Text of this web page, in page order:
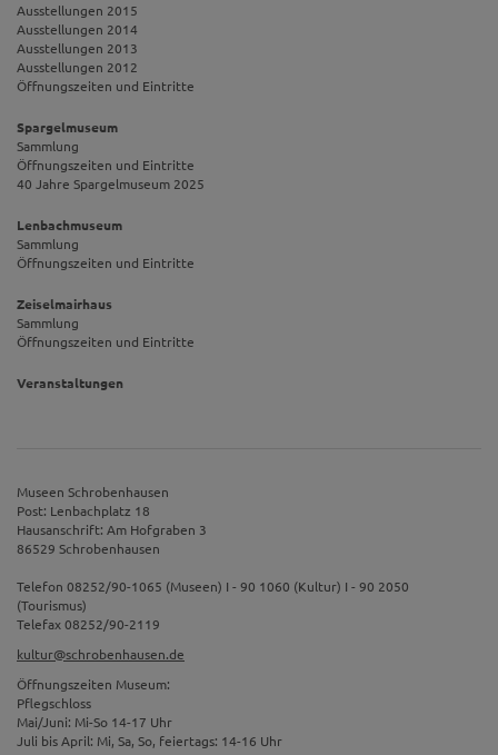
Ausstellungen 2015
Ausstellungen 2014
Ausstellungen 2013
Ausstellungen 2012
Öffnungszeiten und Eintritte
Spargelmuseum
Sammlung
Öffnungszeiten und Eintritte
40 Jahre Spargelmuseum 2025
Lenbachmuseum
Sammlung
Öffnungszeiten und Eintritte
Zeiselmairhaus
Sammlung
Öffnungszeiten und Eintritte
Veranstaltungen
Museen Schrobenhausen
Post: Lenbachplatz 18
Hausanschrift: Am Hofgraben 3
86529 Schrobenhausen
Telefon 08252/90-1065 (Museen) I - 90 1060 (Kultur) I - 90 2050
(Tourismus)
Telefax 08252/90-2119
kultur@schrobenhausen.de
Öffnungszeiten Museum:
Pflegschloss
Mai/Juni: Mi-So 14-17 Uhr
Juli bis April: Mi, Sa, So, feiertags: 14-16 Uhr